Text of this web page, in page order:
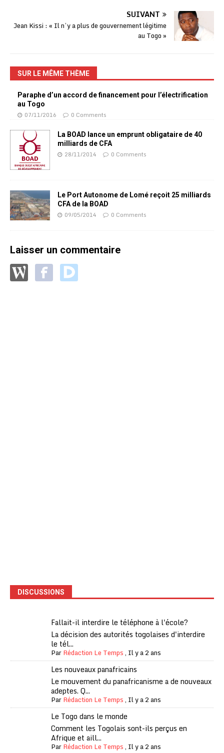
SUIVANT
Jean Kissi : « Il n’y a plus de gouvernement légitime
au Togo »
SUR LE MÊME THÈME
Paraphe d’un accord de financement pour l’électrification
au Togo
07/11/2016 0 Comments
La BOAD lance un emprunt obligataire de 40
milliards de CFA
28/11/2014 0 Comments
Le Port Autonome de Lomé reçoit 25 milliards
CFA de la BOAD
09/05/2014 0 Comments
Laisser un commentaire
DISCUSSIONS
Fallait-il interdire le téléphone à l'école?
La décision des autorités togolaises d'interdire
le tél...
ParRédaction Le Temps, Il y a 2 ans
Les nouveaux panafricains
Le mouvement du panafricanisme a de nouveaux
adeptes. Q...
ParRédaction Le Temps, Il y a 2 ans
Le Togo dans le monde
Comment les Togolais sont-ils perçus en
Afrique et aill...
ParRédaction Le Temps, Il y a 2 ans